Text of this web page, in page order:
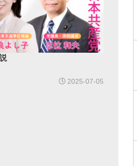
2025-07-05